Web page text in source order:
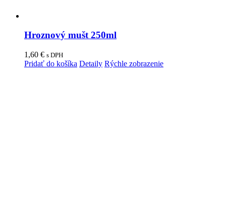
Hroznový mušt 250ml
1,60 € s DPH
Pridať do košíka Detaily Rýchle zobrazenie